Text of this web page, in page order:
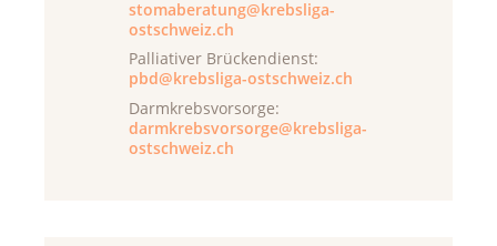
stomaberatung@krebsliga-
ostschweiz.ch
Palliativer Brückendienst:
pbd@krebsliga-ostschweiz.ch
Darmkrebsvorsorge:
darmkrebsvorsorge@krebsliga-
ostschweiz.ch